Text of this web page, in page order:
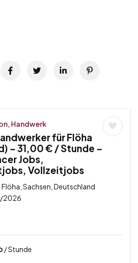
Handwerk
für Flöha
– 31,00 € / Stunde –
Jobs,
Vollzeitjobs
Sachsen, Deutschland
2026
/ Stunde